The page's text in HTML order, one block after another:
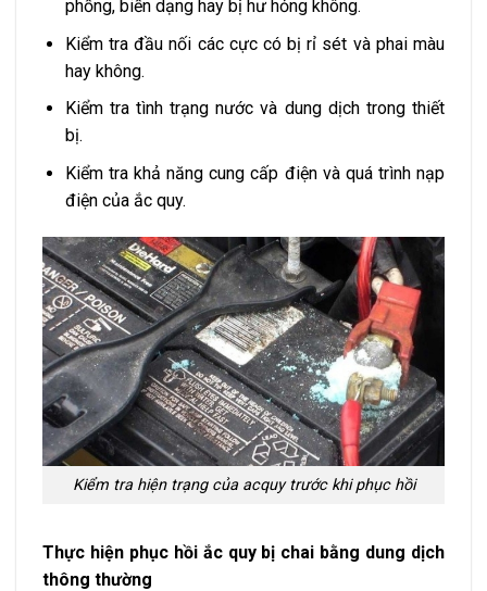
phồng, biến dạng hay bị hư hỏng không.
Kiểm tra đầu nối các cực có bị rỉ sét và phai màu
hay không.
Kiểm tra tình trạng nước và dung dịch trong thiết
bị.
Kiểm tra khả năng cung cấp điện và quá trình nạp
điện của ắc quy.
Kiểm tra hiện trạng của acquy trước khi phục hồi
Thực hiện phục hồi ắc quy bị chai bằng dung dịch
thông thường